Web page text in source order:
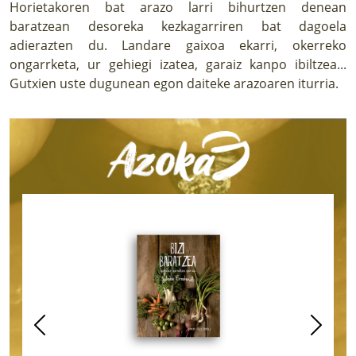
Horietakoren bat arazo larri bihurtzen denean
baratzean desoreka kezkagarriren bat dagoela
adierazten du. Landare gaixoa ekarri, okerreko
ongarrketa, ur gehiegi izatea, garaiz kanpo ibiltzea...
Gutxien uste dugunean egon daiteke arazoaren iturria.